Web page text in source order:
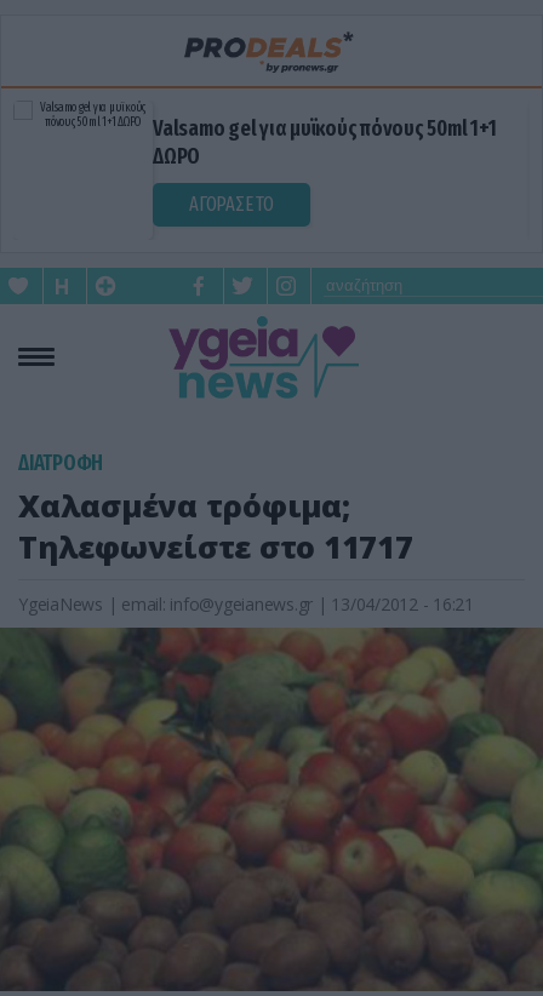
Valsamo gel για μυϊκούς πόνους 50ml 1+1
ΔΩΡΟ
ΑΓΟΡΑΣΕ ΤΟ
ΔΙΑΤΡΟΦΗ
Χαλασμένα τρόφιμα;
Τηλεφωνείστε στο 11717
YgeiaNews | email: info@ygeianews.gr | 13/04/2012 - 16:21